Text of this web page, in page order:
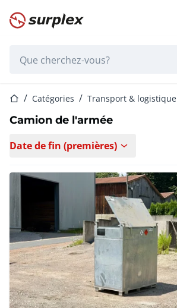
Page d'accueil
Page d'accueil
Catégories Transport & logistique
Camion de l'armée
Date de fin (premières)